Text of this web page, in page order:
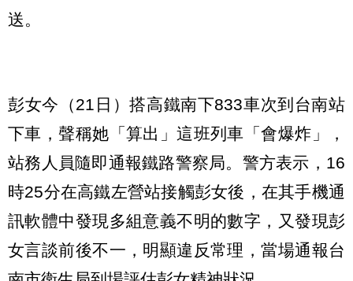
送。
彭女今（21日）搭高鐵南下833車次到台南站
下車，聲稱她「算出」這班列車「會爆炸」，
站務人員隨即通報鐵路警察局。警方表示，16
時25分在高鐵左營站接觸彭女後，在其手機通
訊軟體中發現多組意義不明的數字，又發現彭
女言談前後不一，明顯違反常理，當場通報台